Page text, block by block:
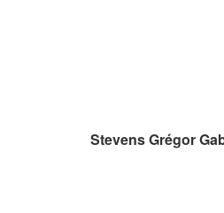
Stevens Grégor